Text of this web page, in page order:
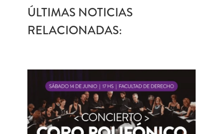
ÚLTIMAS NOTICIAS
RELACIONADAS: